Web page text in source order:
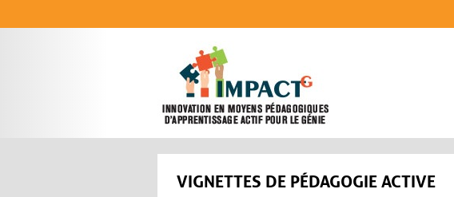
VIGNETTES DE PÉDAGOGIE ACTIVE